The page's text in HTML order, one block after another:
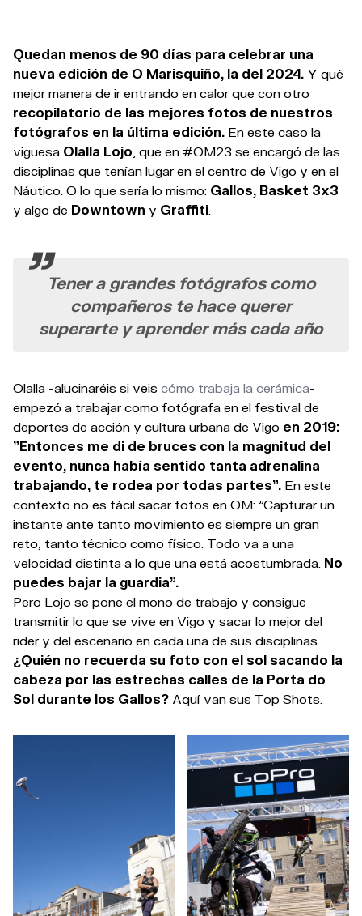
Quedan menos de 90 días para celebrar una
nueva edición de O Marisquiño, la del 2024. Y qué
mejor manera de ir entrando en calor que con otro
recopilatorio de las mejores fotos de nuestros
fotógrafos en la última edición. En este caso la
viguesa Olalla Lojo , que en #OM23 se encargó de las
disciplinas que tenían lugar en el centro de Vigo y en el
Náutico. O lo que sería lo mismo: Gallos, Basket 3x3
y algo de Downtown y Graffiti
Tener a grandes fotógrafos como
compañeros te hace querer
superarte y aprender más cada año
Olalla -alucinaréis si veis cómo trabaja la cerámica-
empezó a trabajar como fotógrafa en el festival de
deportes de acción y cultura urbana de Vigo en 2019:
"Entonces me di de bruces con la magnitud del
evento, nunca había sentido tanta adrenalina
trabajando, te rodea por todas partes". En este
contexto no es fácil sacar fotos en OM: "Capturar un
instante ante tanto movimiento es siempre un gran
reto, tanto técnico como físico. Todo va a una
velocidad distinta a lo que una está acostumbrada. No
puedes bajar la guardia".
Pero Lojo se pone el mono de trabajo y consigue
transmitir lo que se vive en Vigo y sacar lo mejor del
rider y del escenario en cada una de sus disciplinas.
¿Quién no recuerda su foto con el sol sacando la
cabeza por las estrechas calles de la Porta do
Sol durante los Gallos? Aquí van sus Top Shots.